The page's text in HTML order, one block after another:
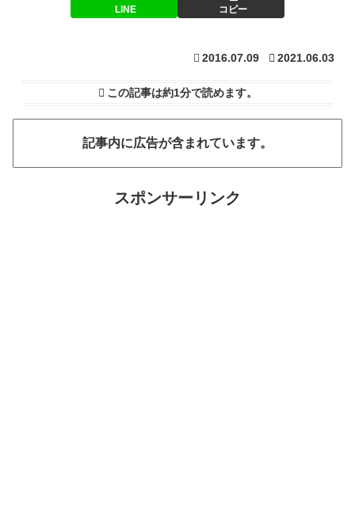
LINE コピー
2016.07.09 2021.06.03
この記事は約1分で読めます。
記事内に広告が含まれています。
スポンサーリンク